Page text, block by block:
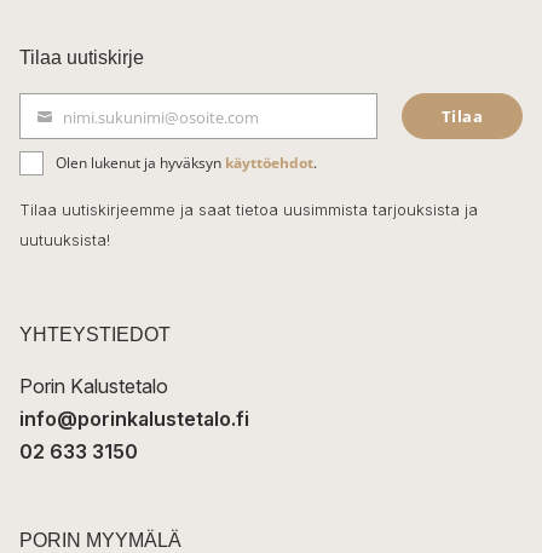
c
e
b
o
o
k
Tilaa uutiskirje
ä
h
k
t
nimi.sukunimi@osoite.com Tilaa
Olen lukenut ja hyväksyn käyttöehdot.
Tilaa uutiskirjeemme ja saat tietoa uusimmista tarjouksista ja
uutuuksista!
YHTEYSTIEDOT
Porin Kalustetalo
info@porinkalustetalo.fi
02 633 3150
PORIN MYYMÄLÄ